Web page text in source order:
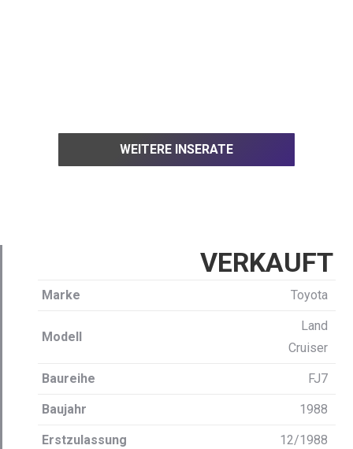
WEITERE INSERATE
VERKAUFT
Marke Toyota
Modell
Land
Cruiser
Baureihe FJ7
Baujahr 1988
Erstzulassung 12/1988